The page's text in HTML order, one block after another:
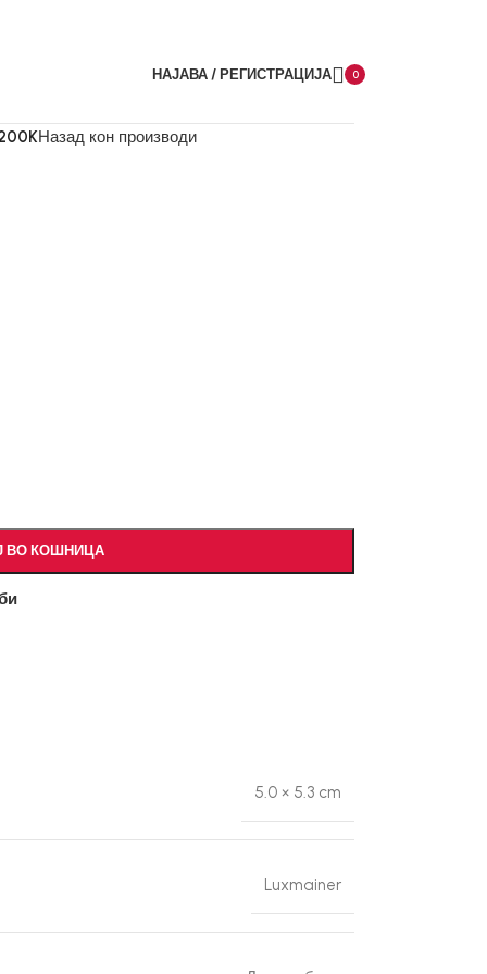
НАЈАВА / РЕГИСТРАЦИЈА
0
Назад кон производи
ВО КОШНИЦА
5.0 × 5.3 cm
Luxmainer